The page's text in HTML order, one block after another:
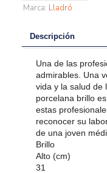
Marca: Lladró
Descripción
Una de las
admirables. Una
vida y la salud de
porcelana brillo
estas
reconocer su
de una joven
Brillo
Alto (cm)
31